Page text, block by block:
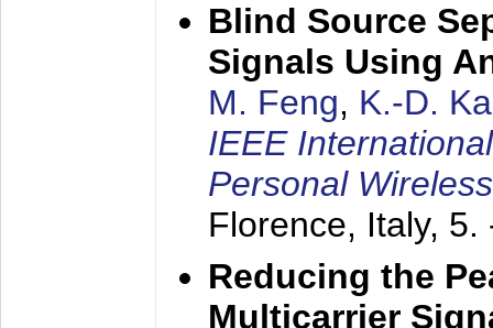
Blind Source
Signals Using
M. Feng, K.-D.
IEEE
Personal
Florence, Italy, 5.
Reducing the
Multicarrier